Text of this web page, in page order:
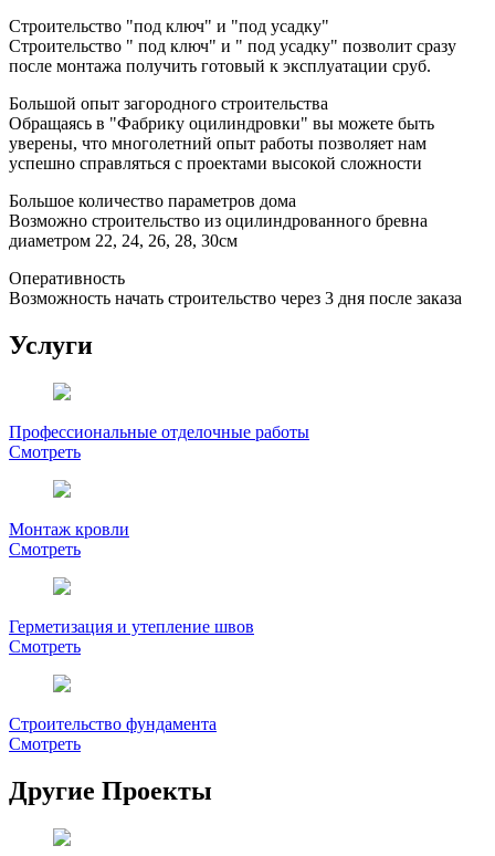
Строительство "под ключ" и "под усадку"
Строительство " под ключ" и " под усадку" позволит сразу
после монтажа получить готовый к эксплуатации сруб.
Большой опыт загородного строительства
Обращаясь в "Фабрику оцилиндровки" вы можете быть
уверены, что многолетний опыт работы позволяет нам
успешно справляться с проектами высокой сложности
Большое количество параметров дома
Возможно строительство из оцилиндрованного бревна
диаметром 22, 24, 26, 28, 30см
Оперативность
Возможность начать строительство через 3 дня после заказа
Услуги
Профессиональные отделочные работы
Смотреть
Монтаж кровли
Смотреть
Герметизация и утепление швов
Смотреть
Строительство фундамента
Смотреть
Другие Проекты